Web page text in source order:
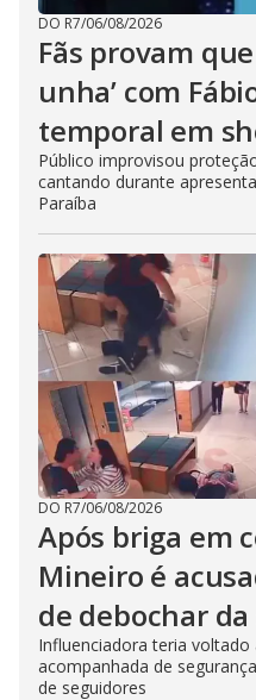
DO R7/06/08/2026
Fãs provam
unha’ com
temporal em
Público improvisou
cantando durante
Paraíba
DO R7/06/08/2026
Após briga em
Mineiro é
de debochar
Influenciadora teria voltado
acompanhada de
de seguidores